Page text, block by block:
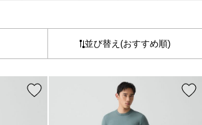
並び替え (おすすめ順)